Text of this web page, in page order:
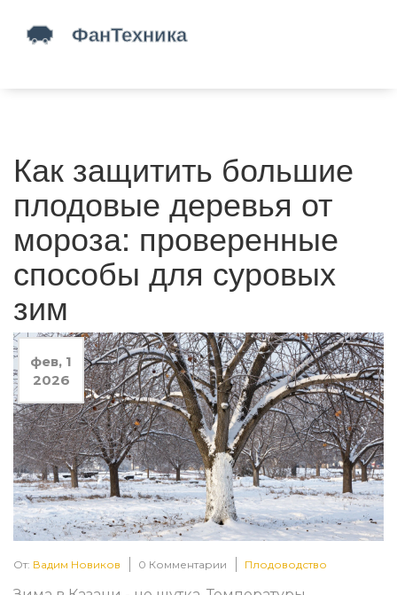
Как защитить большие
плодовые деревья от
мороза: проверенные
способы для суровых
зим
фев, 1
2026
От: Вадим Новиков 0 Комментарии Плодоводство